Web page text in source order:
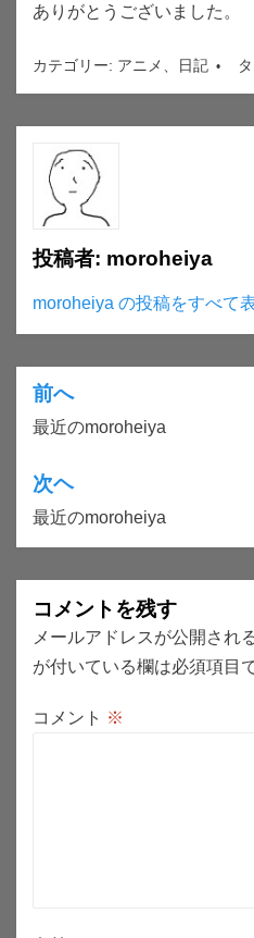
ありがとうございました。
カテゴリー: アニメ 日記
投稿者: moroheiya
moroheiya の投稿をすべて
投
稿
ナ
ビ
ゲ
ー
シ
ョ
ン
前へ
最近のmoroheiya
次ヘ
最近のmoroheiya
コメントを残す
メールアドレスが公開され
が付いている欄は必須項目
コメント ※